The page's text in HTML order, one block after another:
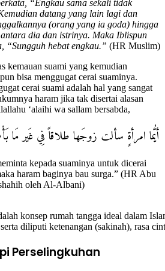
“Engkau sama sekali tidak
datang yang lain lagi dan
(orang yang ia goda) hingga
dia dan istrinya. Maka Iblispun
“Sungguh hebat engkau.” (HR Muslim)
kemauan suami yang kemudian
bisa menggugat cerai suaminya.
cerai suami adalah hal yang sangat
haram jika tak disertai alasan
‘alaihi wa sallam bersabda,
أيُّما امرأةٍ سألت زوجَها طلاقاً فِي غَير مَا
kepada suaminya untuk dicerai
haram baginya bau surga.” (HR Abu
oleh Al-Albani)
konsep rumah tangga ideal dalam
diliputi ketenangan (sakinah), rasa
Perselingkuhan